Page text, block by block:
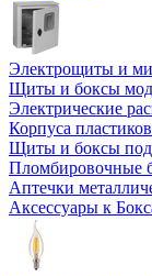
Электрощиты и
Щиты и боксы
Электрические
Корпуса
Щиты и боксы под
Пломбировочные
Аптечки
Аксессуары к